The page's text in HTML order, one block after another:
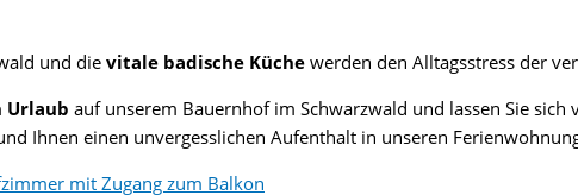
und dievitale badische Küche werden den Alltagsstress der
Urlaub auf unserem Bauernhof im Schwarzwald und lassen Sie
Ihnen einen unvergesslichen Aufenthalt in unseren